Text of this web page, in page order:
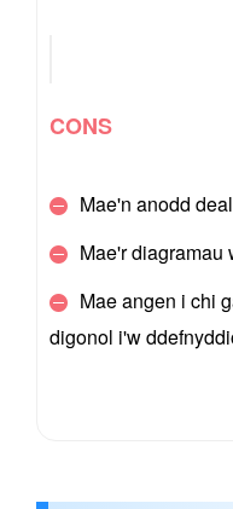
CONS
Mae'n anodd
Mae'r diagramau
Mae angen i chi
digonol i'w